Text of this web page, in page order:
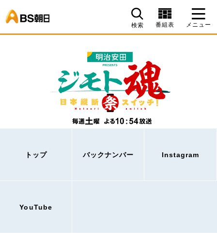
検索 番組表 メニュー
トップ バックナンバー Instagram
YouTube